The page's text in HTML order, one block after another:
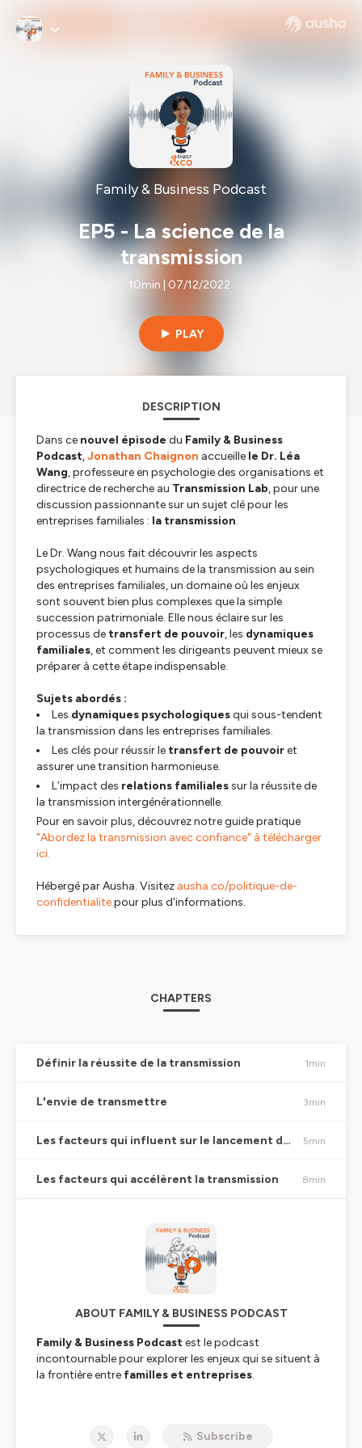
Family & Business Podcast
EP5 - La science de la
transmission
10min | 07/12/2022
PLAY
DESCRIPTION
Dans ce nouvel épisode du Family & Business
Podcast,Jonathan Chaignon accueille le Dr. Léa
Wang, professeure en psychologie des organisations et
directrice de recherche au Transmission Lab, pour une
discussion passionnante sur un sujet clé pour les
entreprises familiales : la transmission.
Le Dr. Wang nous fait découvrir les aspects
psychologiques et humains de la transmission au sein
des entreprises familiales, un domaine où les enjeux
sont souvent bien plus complexes que la simple
succession patrimoniale. Elle nous éclaire sur les
processus de transfert de pouvoir, les dynamiques
familiales, et comment les dirigeants peuvent mieux se
préparer à cette étape indispensable.
Sujets abordés :
Les dynamiques psychologiquesqui sous-tendent
la transmission dans les entreprises familiales.
Les clés pour réussir le transfert de pouvoiret
assurer une transition harmonieuse.
L’impact des relations familialessur la réussite de
la transmission intergénérationnelle.
Pour en savoir plus, découvrez notre guide pratique
"Abordez la transmission avec confiance" à télécharger
ici.
Hébergé par Ausha. Visitez ausha.co/politique-de-
confidentialitepour plus d'informations.
CHAPTERS
Définir la réussite de la transmission 1min
L'envie de transmettre 3min
Les facteurs qui influent sur le lancement de la transmission 5min
Les facteurs qui accélèrent la transmission 8min
ABOUT FAMILY & BUSINESS PODCAST
Family & Business Podcastest le podcast
incontournable pour explorer les enjeux qui se situent à
la frontière entre familles et entreprises.
véritable plateforme de partage pour les acteurs des
Subscribe